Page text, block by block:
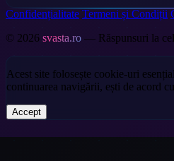
Confidențialitate Termeni și Condiții
© 2026 svasta.ro — Răspunsuri la
Acest site folosește cookie-uri
continuarea navigării, ești de acord cu
Accept